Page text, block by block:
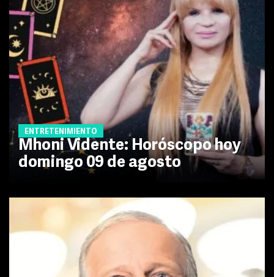
ENTRETENIMIENTO
Mhoni Vidente: Horóscopo hoy
domingo 09 de agosto